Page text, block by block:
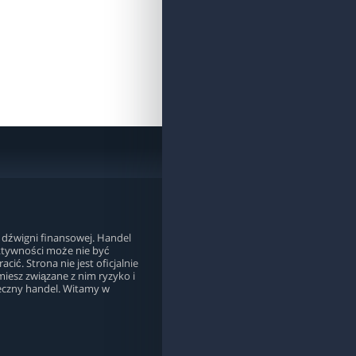
finansowej. Handel
może nie być
Strona nie jest oficjalnie
związane z nim ryzyko i
handel. Witamy w